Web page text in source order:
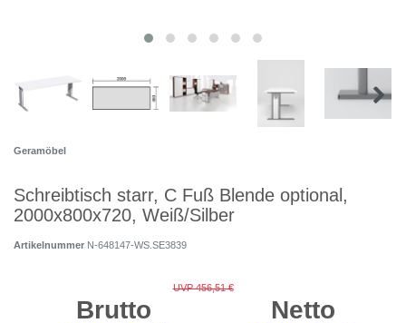
Geramöbel
Schreibtisch starr, C Fuß Blende optional,
2000x800x720, Weiß/Silber
Artikelnummer N-648147-WS.SE3839
UVP 456,51 €
Brutto
Netto